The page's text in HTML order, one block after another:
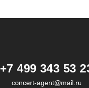
+7 499 343 53
concert-agent@mail.ru